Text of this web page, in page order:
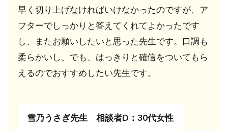
の糧を見
出す：ジ
ャーマン
ーヒーラ
ー
Wolfmond
先生
える
早く切り上げなければいけなかったのですが、ア
フターでしっかりと答えてくれてよかったです
し、またお願いしたいと思った先生です。口調も
柔らかいし、でも、はっきりと確信をついてもら
えるのでおすすめしたい先生です。
雪乃うさぎ先生 相談者D：30代女性